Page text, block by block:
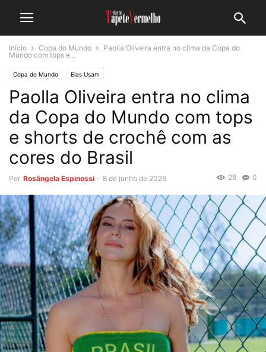
Início Copa do Mundo
Paolla Oliveira entra no clima da Copa do
Mundo com tops e...
Copa do Mundo Elas Usam
Paolla Oliveira entra no clima
da Copa do Mundo com tops
e shorts de crochê com as
cores do Brasil
Por Rosângela Espinossi - 8 de junho de 2026 0
28